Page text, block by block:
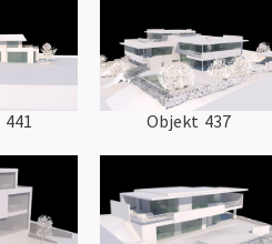
441 Objekt 437